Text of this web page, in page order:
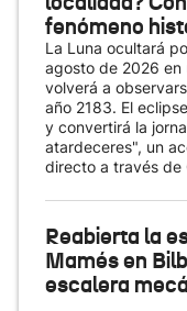
fenómeno
La Luna ocultará
agosto de 2026 en
volverá a
año 2183. El
y convertirá la
atardeceres", un
directo a través de
Reabierta la
Mamés en
escalera